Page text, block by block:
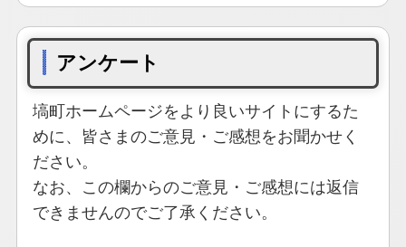
アンケート
塙町ホームページをより良いサイトにするた
めに、皆さまのご意見・ご感想をお聞かせく
ださい。
なお、この欄からのご意見・ご感想には返信
できませんのでご了承ください。